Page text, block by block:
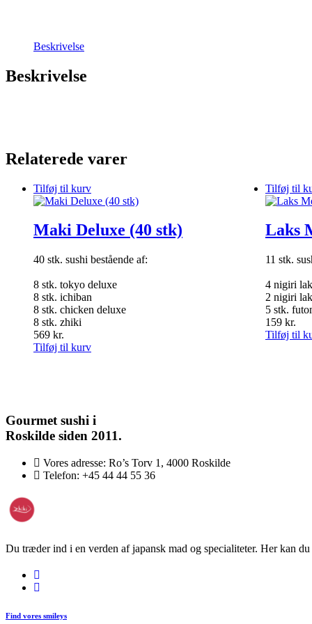
Beskrivelse
Beskrivelse
Relaterede varer
Tilføj til kurv
Maki Deluxe (40 stk)
40 stk. sushi bestående af:
8 stk. tokyo deluxe
8 stk. ichiban
8 stk. chicken deluxe
8 stk. zhiki
569 kr.
Tilføj til kurv
Tilføj til
Laks
11 stk.
4 nigiri
2 nigiri
5 stk.
159 kr.
Tilføj til
Gourmet sushi i
Roskilde siden 2011.
Vores adresse: Ro’s Torv 1, 4000 Roskilde
Telefon: +45 44 44 55 36
Du træder ind i en verden af japansk mad og specialiteter. Her kan
Find vores smileys